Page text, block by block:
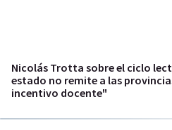
Nicolás Trotta sobre el ciclo
estado no remite a las
incentivo docente"